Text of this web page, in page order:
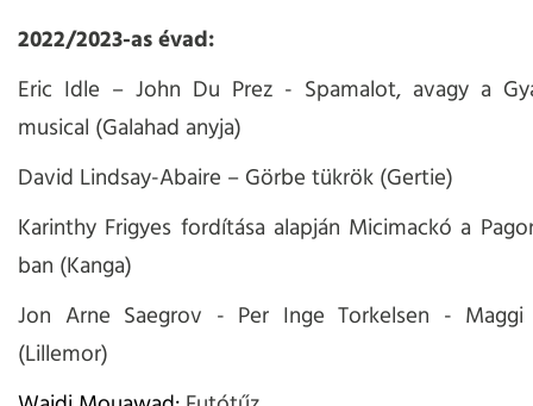
2022/2023-as évad:
Eric Idle – John Du Prez - Spamalot, avagy a
musical (Galahad anyja)
David Lindsay-Abaire – Görbe tükrök (Gertie)
Karinthy Frigyes fordítása alapján Micimackó a
ban (Kanga)
Jon Arne Saegrov - Per Inge Torkelsen -
(Lillemor)